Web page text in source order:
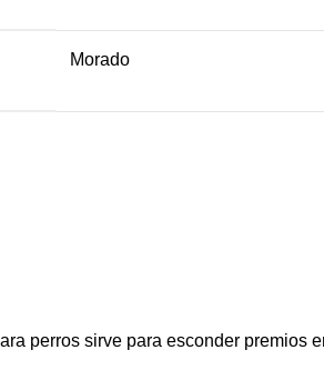
Morado
perros sirve para esconder